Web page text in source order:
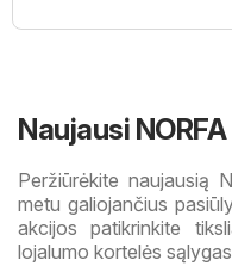
Naujausi
Peržiūrėkite naujausią
metu galiojančius
akcijos patikrinkite
lojalumo kortelės